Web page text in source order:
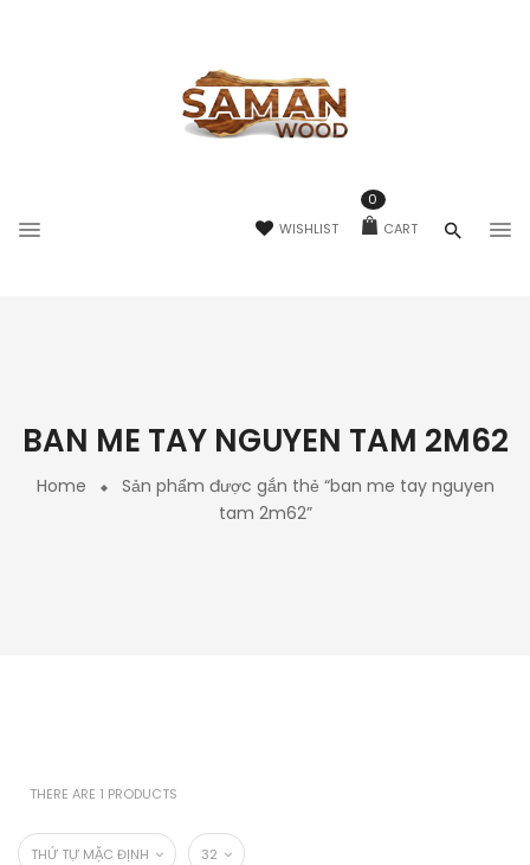
WISHLIST CART
0
BAN ME TAY NGUYEN TAM 2M62
Home
Sản phẩm được gắn thẻ “ban me tay nguyen
tam 2m62”
THERE ARE 1 PRODUCTS
THỨ TỰ MẶC ĐỊNH 32